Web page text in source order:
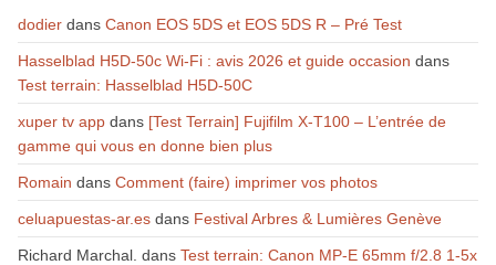
dodierdans Canon EOS 5DS et EOS 5DS R – Pré Test
Hasselblad H5D-50c Wi-Fi : avis 2026 et guide occasion dans
Test terrain: Hasselblad H5D-50C
xuper tv appdans [Test Terrain] Fujifilm X-T100 – L’entrée de
gamme qui vous en donne bien plus
Romain dans Comment (faire) imprimer vos photos
celuapuestas-ar.esdans Festival Arbres & Lumières Genève
Richard Marchal. dans Test terrain: Canon MP-E 65mm f/2.8 1-5x